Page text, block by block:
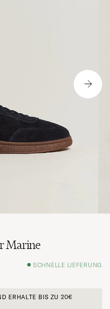
Marine
SCHNELLE LIEFERUNG
ERHALTE BIS ZU 20€